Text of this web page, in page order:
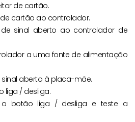
de cartão.
cartão ao controlador.
sinal aberto ao controlador de
a uma fonte de alimentação
sinal aberto à placa-mãe.
liga / desliga.
o botão liga / desliga e teste a